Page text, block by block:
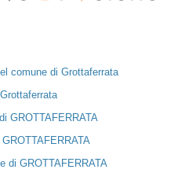
comune di Grottaferrata
GROTTAFERRATA
di GROTTAFERRATA